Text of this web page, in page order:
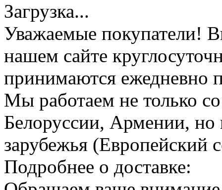
Загрузка...
Уважаемые покупатели!
нашем сайте
принимаются ежедневно
Мы работаем не только
Белоруссии, Армении, но
зарубежья
Подробнее о доставке: